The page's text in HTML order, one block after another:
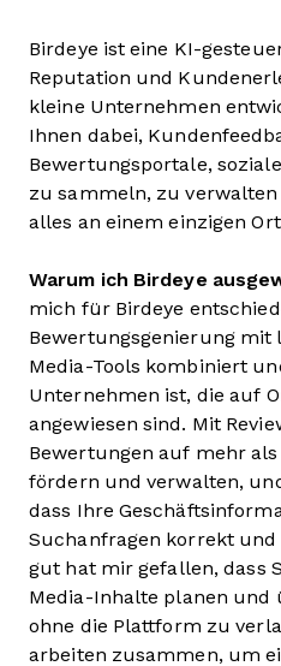
Birdeye ist eine KI-
Reputation und
kleine Unternehmen
Ihnen dabei,
Bewertungsportale,
zu sammeln, zu
alles an einem einzigen
Warum ich Birdeye
mich für Birdeye
Bewertungsgenierung mit
Media-Tools kombiniert
Unternehmen ist, die auf
angewiesen sind. Mit
Bewertungen auf mehr
fördern und verwalten,
dass Ihre
Suchanfragen korrekt und
gut hat mir gefallen, dass
Media-Inhalte planen und
ohne die Plattform zu
arbeiten zusammen, um